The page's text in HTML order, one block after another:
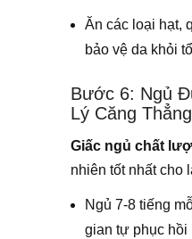
Ăn các loại hạt,
bảo vệ da khỏi
Bước 6: Ngủ
Lý Căng Thẳng
Giấc ngủ chất
nhiên tốt nhất cho
Ngủ 7-8 tiếng
gian tự phục hồi